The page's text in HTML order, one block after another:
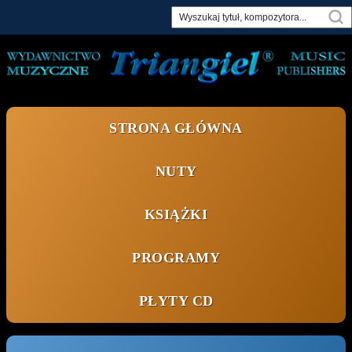
content
STRONA GŁÓWNA
NUTY
KSIĄŻKI
PROGRAMY
PŁYTY CD